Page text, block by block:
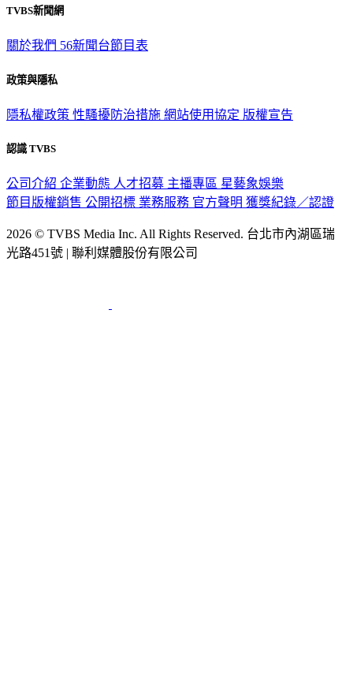
TVBS新聞網
關於我們 56新聞台節目表
政策與隱私
隱私權政策 性騷擾防治措施 網站使用協定 版權宣告
認識 TVBS
公司介紹 企業動態 人才招募 主播專區 星藝象娛樂
節目版權銷售 公開招標 業務服務 官方聲明 獲獎紀錄／認證
2026 © TVBS Media Inc. All Rights Reserved. 台北市內湖區瑞
光路451號 | 聯利媒體股份有限公司